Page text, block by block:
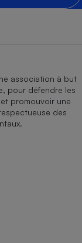
association à but
pour défendre les
promouvoir une
des